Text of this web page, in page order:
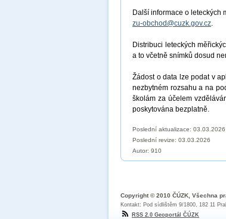
Další informace o leteckých
zu-obchod@cuzk.gov.cz.
Distribuci leteckých
a to včetně snímků dosud
Žádost o data lze podat v
nezbytném rozsahu a na
školám za účelem
poskytována bezplatně.
Poslední aktualizace: 03.03.2026
Poslední revize: 03.03.2026
Autor: 910
Copyright © 2010 ČÚZK, Všechna
Kontakt: Pod sídlištěm 9/1800, 182 11
RSS 2.0 Geoportál ČÚZK